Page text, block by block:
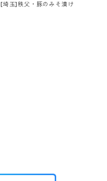
[埼玉]秩父・豚のみそ漬け